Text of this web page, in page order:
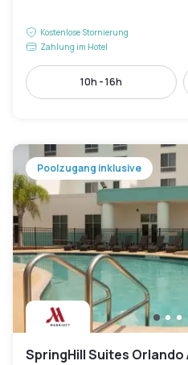
Kostenlose Stornierung
Zahlung im Hotel
10h - 16h
Poolzugang inklusive
SpringHill Suites